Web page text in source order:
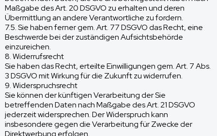
Maßgabe des Art. 20 DSGVO zu erhalten und deren
Übermittlung an andere Verantwortliche zu fordern.
7.5. Sie haben ferner gem. Art. 77 DSGVO das Recht, eine
Beschwerde bei der zuständigen Aufsichtsbehörde
einzureichen.
8. Widerrufsrecht
Sie haben das Recht, erteilte Einwilligungen gem. Art. 7 Abs.
3 DSGVO mit Wirkung für die Zukunft zu widerrufen.
9. Widerspruchsrecht
Sie können der künftigen Verarbeitung der Sie
betreffenden Daten nach Maßgabe des Art. 21 DSGVO
jederzeit widersprechen. Der Widerspruch kann
insbesondere gegen die Verarbeitung für Zwecke der
Direktwerbung erfolgen.